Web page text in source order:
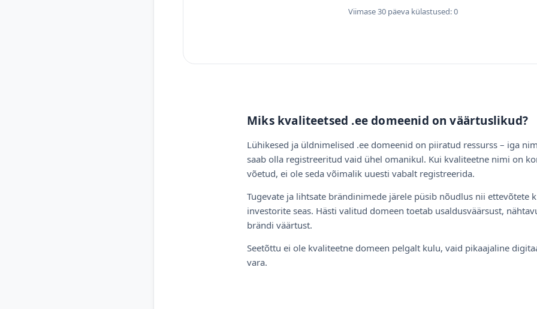
Viimase 30 päeva külastused: 0
Miks kvaliteetsed .ee domeenid on väärtuslikud?
Lühikesed ja üldnimelised .ee domeenid on piiratud ressurss – iga
saab olla registreeritud vaid ühel omanikul. Kui kvaliteetne nimi on
võetud, ei ole seda võimalik uuesti vabalt registreerida.
Tugevate ja lihtsate brändinimede järele püsib nõudlus nii ettevõtete
investorite seas. Hästi valitud domeen toetab usaldusväärsust,
brändi väärtust.
Seetõttu ei ole kvaliteetne domeen pelgalt kulu, vaid pikaajaline
vara.